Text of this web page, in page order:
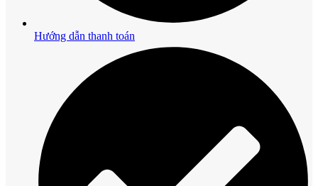
Hướng dẫn thanh toán